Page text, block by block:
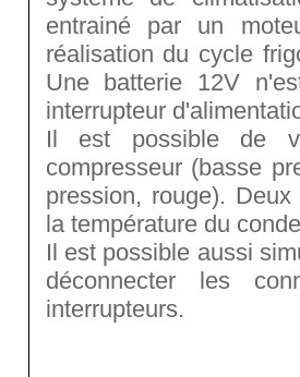
entrainé par un
réalisation du cycle
Une batterie 12V
interrupteur
Il est possible de
compresseur (basse
pression, rouge).
la température du
Il est possible aussi
déconnecter les
interrupteurs.